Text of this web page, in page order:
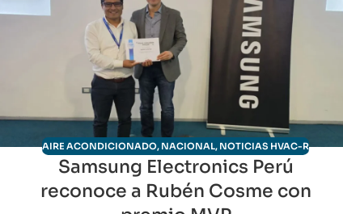
AIRE ACONDICIONADO, NACIONAL, NOTICIAS HVAC-R
Samsung Electronics Perú
reconoce a Rubén Cosme con